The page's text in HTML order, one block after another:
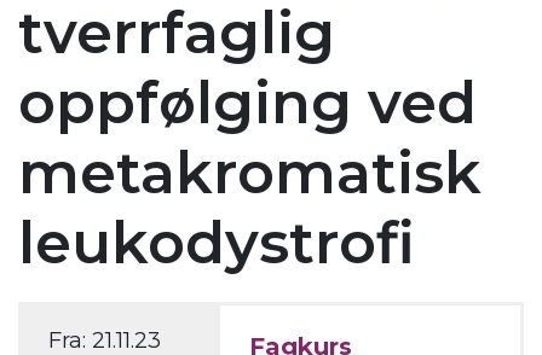
tverrfaglig
oppfølging ved
metakromatisk
leukodystrofi
Fra: 21.11.23
Fagkurs